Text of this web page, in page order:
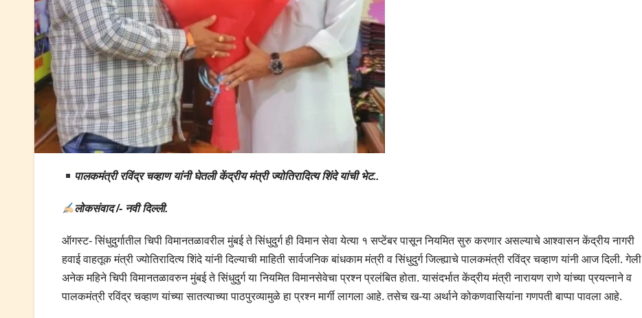
पालकमंत्री रविंद्र चव्हाण यांनी घेतली केंद्रीय मंत्री ज्योतिरादित्य शिंदे यांची भेट..
लोकसंवाद /- नवी दिल्ली.
ऑगस्ट- सिंधुदुर्गातील चिपी विमानतळावरील मुंबई ते सिंधुदुर्ग ही विमान सेवा येत्या १ सप्टेंबर पासून नियमित सुरु करणार असल्याचे आश्वासन केंद्रीय नागरी
हवाई वाहतूक मंत्री ज्योतिरादित्य शिंदे यांनी दिल्याची माहिती सार्वजनिक बांधकाम मंत्री व सिंधुदुर्ग जिल्ह्याचे पालकमंत्री रविंद्र चव्हाण यांनी आज दिली. गेली
अनेक महिने चिपी विमानतळावरुन मुंबई ते सिंधुदुर्ग या नियमित विमानसेवेचा प्रश्न प्रलंबित होता. यासंदर्भात केंद्रीय मंत्री नारायण राणे यांच्या प्रयत्नाने व
पालकमंत्री रविंद्र चव्हाण यांच्या सातत्याच्या पाठपुरव्यामुळे हा प्रश्न मार्गी लागला आहे. तसेच ख-या अर्थाने कोकणवासियांना गणपती बाप्पा पावला आहे.